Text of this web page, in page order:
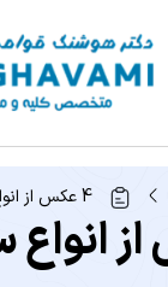
4 عکس از انواع سنگ کلیه